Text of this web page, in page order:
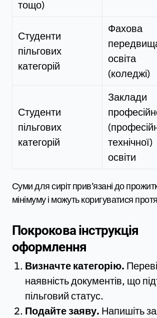
тощо)
Студенти
пільгових
категорій
Фахова
освіта
(коледжі)
Студенти
пільгових
категорій
Заклади
технічної)
освіти
Суми для сиріт прив’язані до
мінімуму і можуть коригуватися
Покрокова інструкція
оформлення
Визначте категорію.
наявність документів, що
пільговий статус.
Подайте заяву. Напишіть